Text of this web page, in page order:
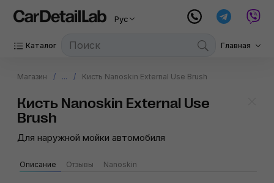
Рус
Каталог Главная
Магазин ... Кисть Nanoskin External Use Brush
Кисть Nanoskin External Use
Brush
Для наружной мойки автомобиля
Описание Отзывы Nanoskin